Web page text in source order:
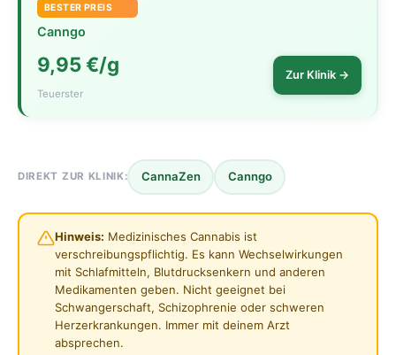
BESTER PREIS
Canngo
9,95 €/g
Teuerster
Zur Klinik →
DIREKT ZUR KLINIK: CannaZen Canngo
Hinweis: Medizinisches Cannabis ist
verschreibungspflichtig. Es kann Wechselwirkungen
mit Schlafmitteln, Blutdrucksenkern und anderen
Medikamenten geben. Nicht geeignet bei
Schwangerschaft, Schizophrenie oder schweren
Herzerkrankungen. Immer mit deinem Arzt
absprechen.